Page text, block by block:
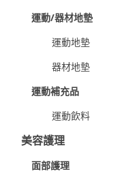
運動/器材地墊
運動地墊
器材地墊
運動補充品
運動飲料
美容護理
面部護理